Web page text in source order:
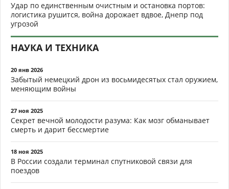
Удар по единственным очистным и остановка портов:
логистика рушится, война дорожает вдвое, Днепр под
угрозой
НАУКА И ТЕХНИКА
20 янв 2026
Забытый немецкий дрон из восьмидесятых стал оружием,
меняющим войны
27 ноя 2025
Секрет вечной молодости разума: Как мозг обманывает
смерть и дарит бессмертие
18 ноя 2025
В России создали терминал спутниковой связи для
поездов